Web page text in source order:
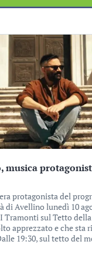
musica
protagonista del
di Avellino lunedì 10
Tramonti sul Tetto
apprezzato e che sta
19:30, sul tetto del